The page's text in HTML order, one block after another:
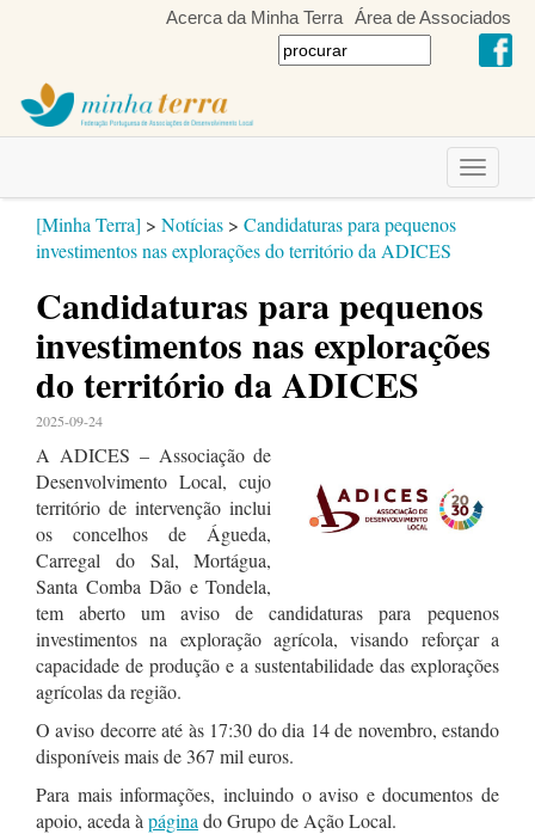
Acerca da Minha Terra Área de Associados
Toggle
[Minha Terra] > Notícias > Candidaturas para pequenos
investimentos nas explorações do território da ADICES
Candidaturas para pequenos
investimentos nas explorações
do território da ADICES
2025-09-24
A ADICES – Associação de
Desenvolvimento Local, cujo
território de intervenção inclui
os concelhos de Águeda,
Carregal do Sal, Mortágua,
Santa Comba Dão e Tondela,
tem aberto um aviso de candidaturas para pequenos
investimentos na exploração agrícola, visando reforçar a
capacidade de produção e a sustentabilidade das explorações
agrícolas da região.
O aviso decorre até às 17:30 do dia 14 de novembro, estando
disponíveis mais de 367 mil euros.
Para mais informações, incluindo o aviso e documentos de
apoio, aceda à página do Grupo de Ação Local.